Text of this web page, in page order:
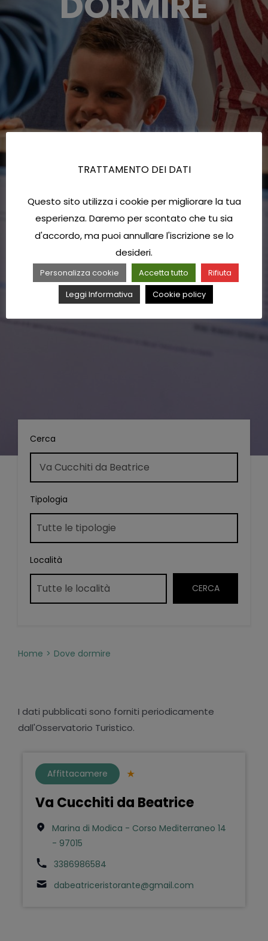
Cerca
Tipologia
Località
Home Dove dormire
I dati pubblicati sono forniti periodicamente
dall'Osservatorio Turistico.
Affittacamere
Va Cucchiti da Beatrice
Marina di Modica - Corso Mediterraneo 14
- 97015
3386986584
dabeatriceristorante@gmail.com
TRATTAMENTO DEI DATI
Questo sito utilizza i cookie per migliorare la tua
esperienza. Daremo per scontato che tu sia
d'accordo, ma puoi annullare l'iscrizione se lo
desideri.
Personalizza cookie Accetta tutto
Rifiuta
Leggi Informativa
Cookie policy